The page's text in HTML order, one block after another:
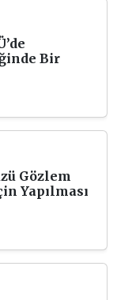
Bir
Gözlem
Yapılması